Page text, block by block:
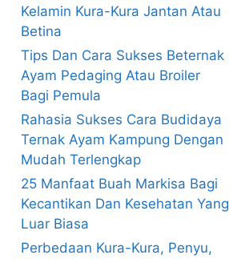
Kelamin Kura-Kura Jantan Atau
Betina
Tips Dan Cara Sukses Beternak
Ayam Pedaging Atau Broiler
Bagi Pemula
Rahasia Sukses Cara Budidaya
Ternak Ayam Kampung Dengan
Mudah Terlengkap
25 Manfaat Buah Markisa Bagi
Kecantikan Dan Kesehatan Yang
Luar Biasa
Perbedaan Kura-Kura, Penyu,